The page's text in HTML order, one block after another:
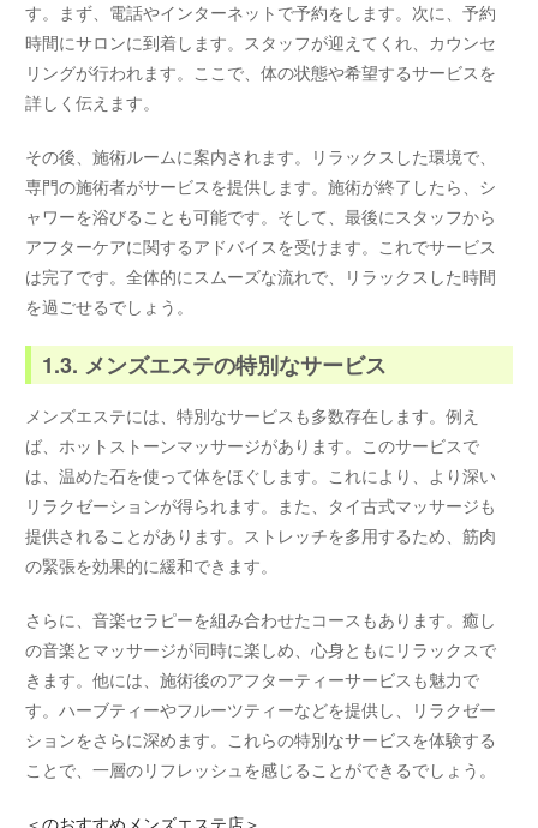
す。まず、電話やインターネットで予約をします。次に、予約
時間にサロンに到着します。スタッフが迎えてくれ、カウンセ
リングが行われます。ここで、体の状態や希望するサービスを
詳しく伝えます。
その後、施術ルームに案内されます。リラックスした環境で、
専門の施術者がサービスを提供します。施術が終了したら、シ
ャワーを浴びることも可能です。そして、最後にスタッフから
アフターケアに関するアドバイスを受けます。これでサービス
は完了です。全体的にスムーズな流れで、リラックスした時間
を過ごせるでしょう。
1.3. メンズエステの特別なサービス
メンズエステには、特別なサービスも多数存在します。例え
ば、ホットストーンマッサージがあります。このサービスで
は、温めた石を使って体をほぐします。これにより、より深い
リラクゼーションが得られます。また、タイ古式マッサージも
提供されることがあります。ストレッチを多用するため、筋肉
の緊張を効果的に緩和できます。
さらに、音楽セラピーを組み合わせたコースもあります。癒し
の音楽とマッサージが同時に楽しめ、心身ともにリラックスで
きます。他には、施術後のアフターティーサービスも魅力で
す。ハーブティーやフルーツティーなどを提供し、リラクゼー
ションをさらに深めます。これらの特別なサービスを体験する
ことで、一層のリフレッシュを感じることができるでしょう。
＜のおすすめメンズエステ店＞